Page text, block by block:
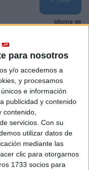
para nosotros
y/o accedemos a
y procesamos
e información
publicidad y contenido
contenido,
servicios. Con su
utilizar datos de
mediante las
clic para otorgarnos
1733 socios para
Idioma de